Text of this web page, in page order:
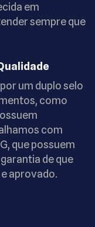
em
sempre que
um duplo selo
como
com
que possuem
de que
aprovado.